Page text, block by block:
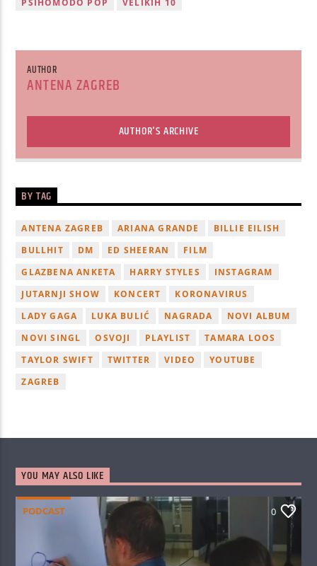
PSIHOMODO POP
VELIKIH 10
AUTHOR
ANTENA ZAGREB
AUTHOR'S ARCHIVE
BY TAG
ANTENA ZAGREB ARIANA GRANDE
BILLIE EILISH
BULLHIT
DM ED SHEERAN
FILM
GLAZBENA ANKETA
HARRY STYLES
INSTAGRAM
JUTARNJI SHOW
KONCERT
KORONAVIRUS
LADY GAGA
LUKA BULIĆ NAGRADA
NOVI ALBUM
NOVI SINGL
OSVOJI PLAYLIST
TAMARA LOOS
TAYLOR SWIFT
TWITTER VIDEO
YOUTUBE
ZAGREB
YOU MAY ALSO LIKE
PODCAST 0